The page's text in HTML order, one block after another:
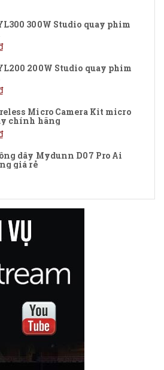
300W Studio quay phim
200W Studio quay phim
Micro Camera Kit micro
chính hãng
dây Mydunn D07 Pro Ai
giá rẻ